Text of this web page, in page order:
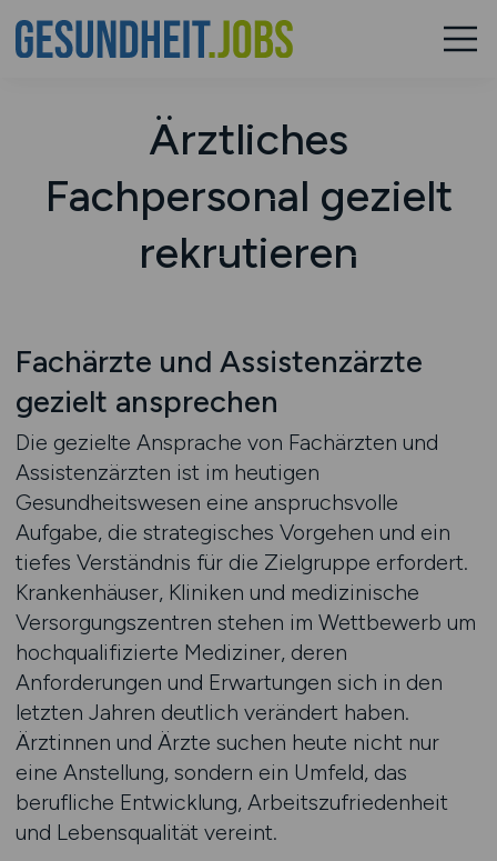
Ärztliches
Fachpersonal gezielt
rekrutieren
Fachärzte und Assistenzärzte
gezielt ansprechen
Die gezielte Ansprache von Fachärzten und
Assistenzärzten ist im heutigen
Gesundheitswesen eine anspruchsvolle
Aufgabe, die strategisches Vorgehen und ein
tiefes Verständnis für die Zielgruppe erfordert.
Krankenhäuser, Kliniken und medizinische
Versorgungszentren stehen im Wettbewerb um
hochqualifizierte Mediziner, deren
Anforderungen und Erwartungen sich in den
letzten Jahren deutlich verändert haben.
Ärztinnen und Ärzte suchen heute nicht nur
eine Anstellung, sondern ein Umfeld, das
berufliche Entwicklung, Arbeitszufriedenheit
und Lebensqualität vereint.